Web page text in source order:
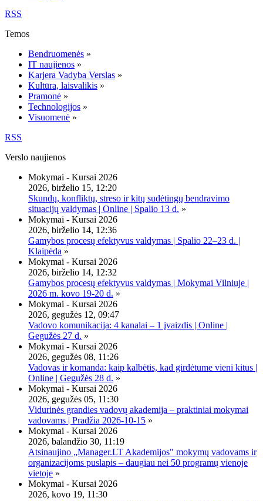
RSS
Temos
Bendruomenės »
IT naujienos »
Karjera Vadyba Verslas »
Kultūra, laisvalikis »
Pramonė »
Technologijos »
Visuomenė »
RSS
Verslo naujienos
Mokymai - Kursai 2026
2026, birželio 15, 12:20
Skundų, konfliktų, streso ir kitų sudėtingų bendravimo
situacijų valdymas | Online | Spalio 13 d. »
Mokymai - Kursai 2026
2026, birželio 14, 12:36
Gamybos procesų efektyvus valdymas | Spalio 22–23 d. |
Klaipėda »
Mokymai - Kursai 2026
2026, birželio 14, 12:32
Gamybos procesų efektyvus valdymas | Mokymai Vilniuje |
2026 m. kovo 19-20 d. »
Mokymai - Kursai 2026
2026, gegužės 12, 09:47
Vadovo komunikacija: 4 kanalai – 1 įvaizdis | Online |
Gegužės 27 d. »
Mokymai - Kursai 2026
2026, gegužės 08, 11:26
Vadovas ir komanda: kaip kalbėtis, kad girdėtume vieni kitus |
Online | Gegužės 28 d. »
Mokymai - Kursai 2026
2026, gegužės 05, 11:30
Vidurinės grandies vadovų akademija – praktiniai mokymai
vadovams | Pradžia 2026-10-15 »
Mokymai - Kursai 2026
2026, balandžio 30, 11:19
Atsinaujino „Manager.LT Akademijos" mokymų vadovams ir
organizacijoms puslapis – daugiau nei 50 programų vienoje
vietoje »
Mokymai - Kursai 2026
2026, kovo 19, 11:30